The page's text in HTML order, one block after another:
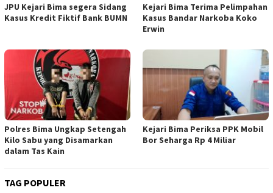
JPU Kejari Bima segera Sidang
Kasus Kredit Fiktif Bank BUMN
Kejari Bima Terima Pelimpahan
Kasus Bandar Narkoba Koko
Erwin
Polres Bima Ungkap Setengah
Kilo Sabu yang Disamarkan
dalam Tas Kain
Kejari Bima Periksa PPK Mobil
Bor Seharga Rp 4 Miliar
TAG POPULER